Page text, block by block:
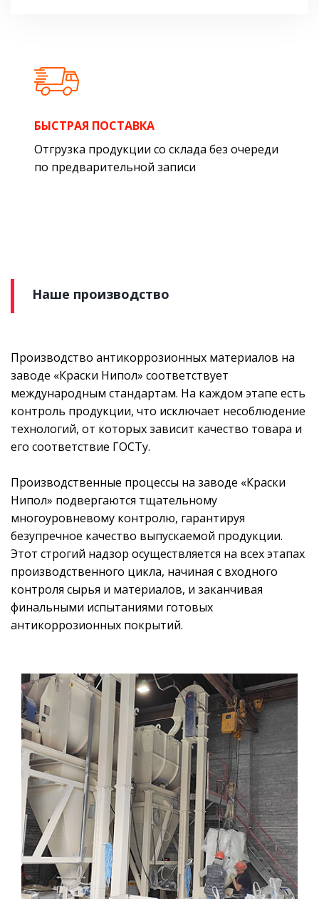
БЫСТРАЯ ПОСТАВКА
Отгрузка продукции со склада без очереди
по предварительной записи
Наше производство
Производство антикоррозионных материалов на
заводе «Краски Нипол» соответствует
международным стандартам. На каждом этапе есть
контроль продукции, что исключает несоблюдение
технологий, от которых зависит качество товара и
его соответствие ГОСТу.
Производственные процессы на заводе «Краски
Нипол» подвергаются тщательному
многоуровневому контролю, гарантируя
безупречное качество выпускаемой продукции.
Этот строгий надзор осуществляется на всех этапах
производственного цикла, начиная с входного
контроля сырья и материалов, и заканчивая
финальными испытаниями готовых
антикоррозионных покрытий.